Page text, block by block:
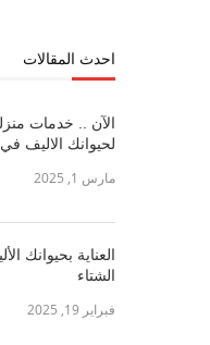
احدث المقالات
الآن .. خدمات
لحيوانك الاليف
مارس 1, 2025
العناية بحيوانك
الشتاء
فبراير 19, 2025